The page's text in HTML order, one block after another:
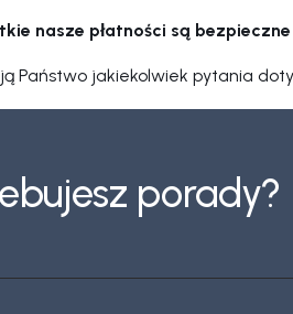
nasze płatności są
Państwo jakiekolwiek pytania
porady?